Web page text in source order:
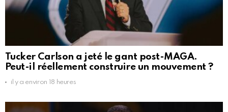
Tucker Carlson a jeté le gant post-MAGA.
Peut-il réellement construire un mouvement ?
il y a environ 18 heures